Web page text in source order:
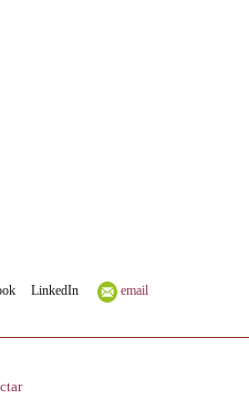
LinkedIn email